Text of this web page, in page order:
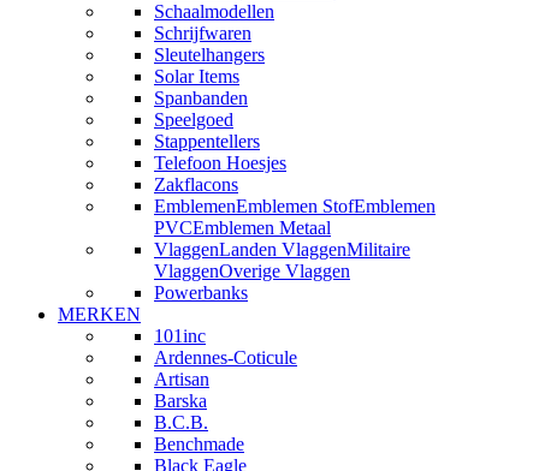
Schaalmodellen
Schrijfwaren
Sleutelhangers
Solar Items
Spanbanden
Speelgoed
Stappentellers
Telefoon Hoesjes
Zakflacons
EmblemenEmblemen StofEmblemen
PVCEmblemen Metaal
VlaggenLanden VlaggenMilitaire
VlaggenOverige Vlaggen
Powerbanks
MERKEN
101inc
Ardennes-Coticule
Artisan
Barska
B.C.B.
Benchmade
Black Eagle